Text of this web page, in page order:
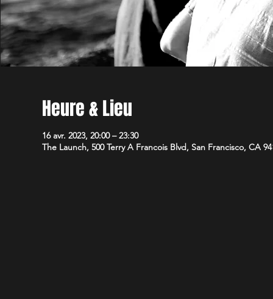
Heure & Lieu
16 avr. 2023, 20:00 – 23:30
The Launch, 500 Terry A Francois Blvd, San Francisco, CA